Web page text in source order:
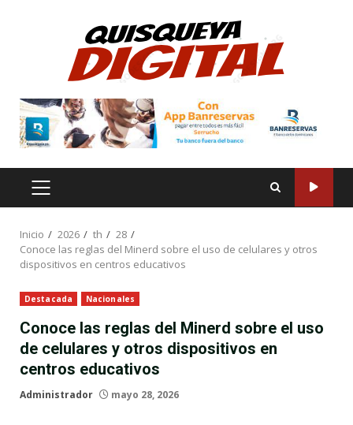
MENÚ
PRINCIPAL
Inicio 2026 th
28
Conoce las reglas del Minerd sobre el uso de celulares y otros
dispositivos en centros educativos
Destacada Nacionales
Conoce las reglas del Minerd sobre el uso
de celulares y otros dispositivos en
centros educativos
Administrador mayo 28, 2026